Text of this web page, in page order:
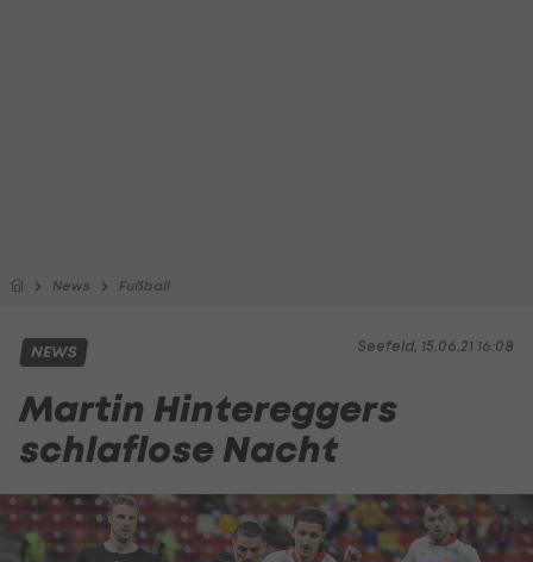
News Fußball
Seefeld, 15.06.21 16:08
NEWS
Martin Hintereggers
schlaflose Nacht